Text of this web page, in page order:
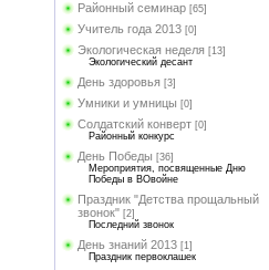
Районный семинар [65]
Учитель года 2013 [0]
Экологическая неделя [13]
Экологический десант
День здоровья [3]
Умники и умницы [0]
Солдатский конверт [0]
Районный конкурс
День Победы [36]
Мероприятия, посвященные Дню
Победы в ВОвойне
Праздник "Детства прощальный
звонок" [2]
Последний звонок
День знаний 2013 [1]
Праздник первоклашек